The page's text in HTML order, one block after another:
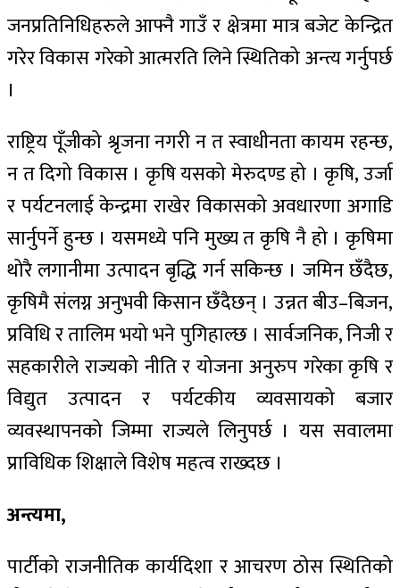
जनप्रतिनिधिहरुले आफ्नै गाउँ र क्षेत्रमा मात्र बजेट केन्द्रित
गरेर विकास गरेको आत्मरति लिने स्थितिको अन्त्य गर्नुपर्छ
।
राष्ट्रिय पूँजीको श्रृजना नगरी न त स्वाधीनता कायम रहन्छ,
न त दिगो विकास । कृषि यसको मेरुदण्ड हो । कृषि, उर्जा
र पर्यटनलाई केन्द्रमा राखेर विकासको अवधारणा अगाडि
सार्नुपर्ने हुन्छ । यसमध्ये पनि मुख्य त कृषि नै हो । कृषिमा
थोरै लगानीमा उत्पादन बृद्धि गर्न सकिन्छ । जमिन छँदैछ,
कृषिमै संलग्न अनुभवी किसान छँदैछन् । उन्नत बीउ–बिजन,
प्रविधि र तालिम भयो भने पुगिहाल्छ । सार्वजनिक, निजी र
सहकारीले राज्यको नीति र योजना अनुरुप गरेका कृषि र
विद्युत उत्पादन र पर्यटकीय व्यवसायको बजार
व्यवस्थापनको जिम्मा राज्यले लिनुपर्छ । यस सवालमा
प्राविधिक शिक्षाले विशेष महत्व राख्दछ ।
अन्त्यमा,
पार्टीको राजनीतिक कार्यदिशा र आचरण ठोस स्थितिको